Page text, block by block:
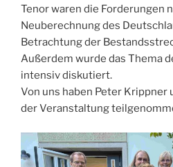
Tenor waren die Forderungen
Neuberechnung des
Betrachtung der
Außerdem wurde das Thema
intensiv diskutiert.
Von uns haben Peter Krippner
der Veranstaltung